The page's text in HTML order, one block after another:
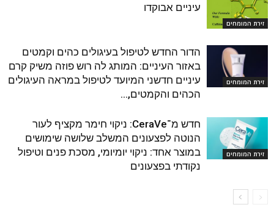
זירת המומחים
עיניים אבוקדו
זירת המומחים
הדור החדש לטיפול בעיגולים כהים וקמטים
באזור העיניים: המותג לה רוש פוזה משיק קרם
עיניים חדשני המיועד לטיפול במראה העיגולים
הכהים והקמטים,...
זירת המומחים
חדש מ־CeraVe: ניקוי חימר מקציף לעור
הנוטה לפצעונים המשלב שלושה שימושים
במוצר אחד: ניקוי יומיומי, מסכת פנים וטיפול
נקודתי בפצעונים